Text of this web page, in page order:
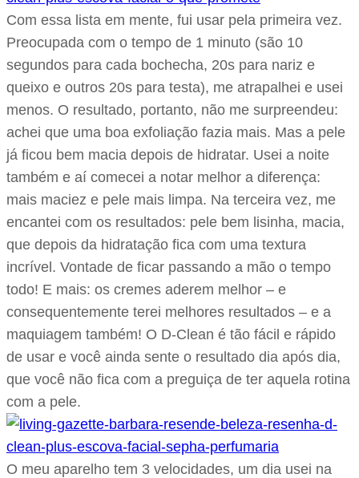
Com essa lista em mente, fui usar pela primeira vez.
Preocupada com o tempo de 1 minuto (são 10
segundos para cada bochecha, 20s para nariz e
queixo e outros 20s para testa), me atrapalhei e usei
menos. O resultado, portanto, não me surpreendeu:
achei que uma boa exfoliação fazia mais. Mas a pele
já ficou bem macia depois de hidratar. Usei a noite
também e aí comecei a notar melhor a diferença:
mais maciez e pele mais limpa. Na terceira vez, me
encantei com os resultados: pele bem lisinha, macia,
que depois da hidratação fica com uma textura
incrível. Vontade de ficar passando a mão o tempo
todo! E mais: os cremes aderem melhor – e
consequentemente terei melhores resultados – e a
maquiagem também! O D-Clean é tão fácil e rápido
de usar e você ainda sente o resultado dia após dia,
que você não fica com a preguiça de ter aquela rotina
com a pele.
O meu aparelho tem 3 velocidades, um dia usei na